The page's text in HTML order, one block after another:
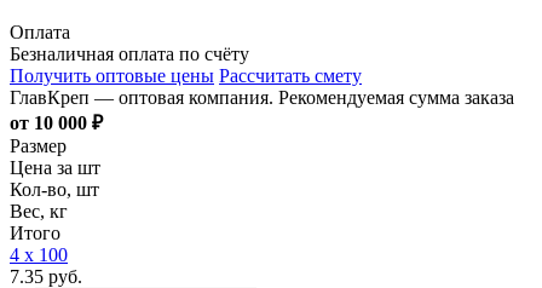
Оплата
Безналичная оплата по счёту
Получить оптовые цены Рассчитать смету
ГлавКреп — оптовая компания. Рекомендуемая сумма заказа
от 10 000 ₽
Размер
Цена за шт
Кол-во, шт
Вес, кг
Итого
4 х 100
7.35 руб.